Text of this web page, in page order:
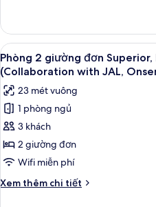
thuốc
(Extrabed,
w/
Onsen
ticket,
adjoining)
Phòng
giường
đơn
Superior,
không
hút
thuốc
(Extrabed,
w/
ticket,
adjoining)
Xem
tất
cả
ảnh
Phòng
2
giường
đơn
Superior,
không
5
Phòng 2 giường đơn
(Collaboration with JAL,
23 mét vuông
1 phòng ngủ
3 khách
2 giường đơn
Wifi miễn phí
Xem thêm chi tiết
Chi